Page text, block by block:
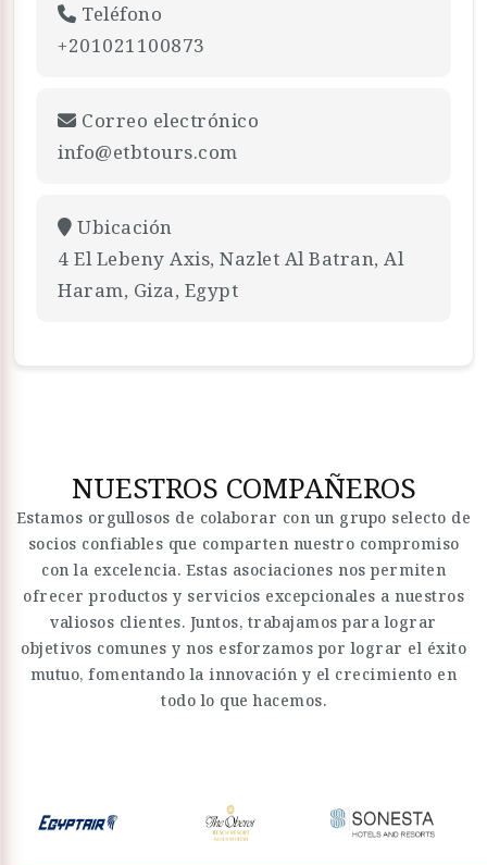
Teléfono
+201021100873
Correo electrónico
info@etbtours.com
Ubicación
4 El Lebeny Axis, Nazlet Al Batran, Al
Haram, Giza, Egypt
NUESTROS COMPAÑEROS
Estamos orgullosos de colaborar con un grupo selecto de
socios confiables que comparten nuestro compromiso
con la excelencia. Estas asociaciones nos permiten
ofrecer productos y servicios excepcionales a nuestros
valiosos clientes. Juntos, trabajamos para lograr
objetivos comunes y nos esforzamos por lograr el éxito
mutuo, fomentando la innovación y el crecimiento en
todo lo que hacemos.